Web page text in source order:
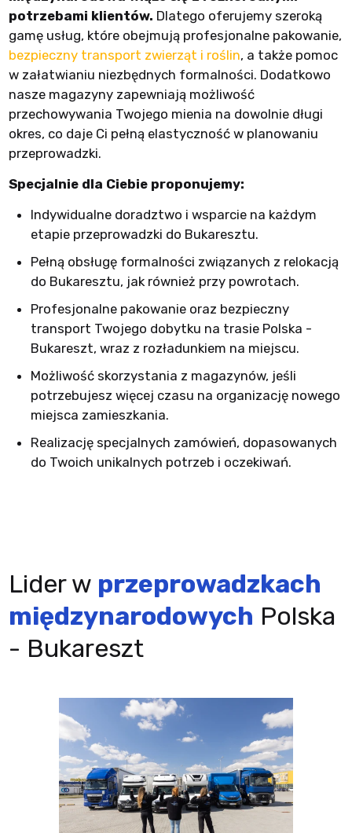
potrzebami klientów. Dlatego oferujemy szeroką
gamę usług, które obejmują profesjonalne pakowanie,
bezpieczny transport zwierząt i roślin, a także pomoc
w załatwianiu niezbędnych formalności. Dodatkowo
nasze magazyny zapewniają możliwość
przechowywania Twojego mienia na dowolnie długi
okres, co daje Ci pełną elastyczność w planowaniu
przeprowadzki.
Specjalnie dla Ciebie proponujemy:
Indywidualne doradztwo i wsparcie na każdym
etapie przeprowadzki do Bukaresztu.
Pełną obsługę formalności związanych z relokacją
do Bukaresztu, jak również przy powrotach.
Profesjonalne pakowanie oraz bezpieczny
transport Twojego dobytku na trasie Polska -
Bukareszt, wraz z rozładunkiem na miejscu.
Możliwość skorzystania z magazynów, jeśli
potrzebujesz więcej czasu na organizację nowego
miejsca zamieszkania.
Realizację specjalnych zamówień, dopasowanych
do Twoich unikalnych potrzeb i oczekiwań.
Lider w przeprowadzkach
międzynarodowych Polska
- Bukareszt